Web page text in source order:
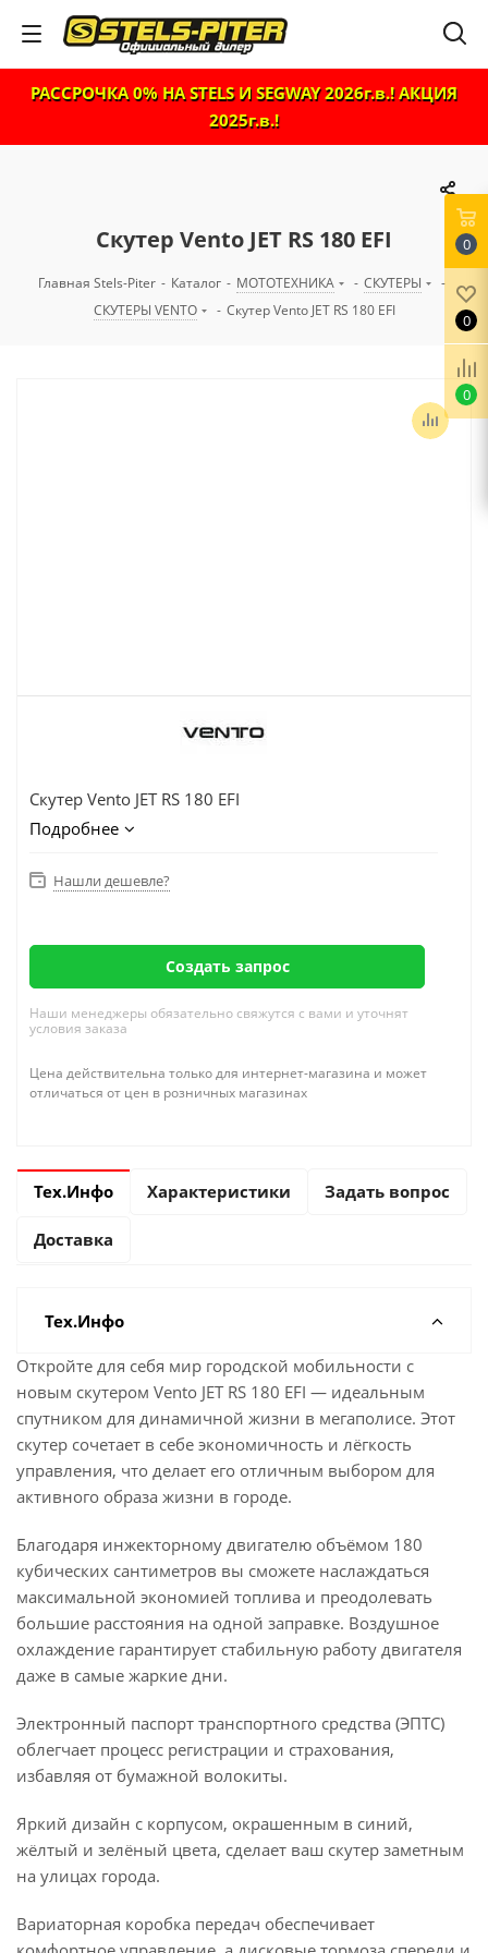
РАССРОЧКА 0% НА STELS И SEGWAY 2026г.в.! АКЦИЯ
2025г.в.!
Скутер Vento JET RS 180 EFI
Главная Stels-Piter - Каталог - МОТОТЕХНИКА - СКУТЕРЫ
-
СКУТЕРЫ VENTO
- Скутер Vento JET RS 180 EFI
Скутер Vento JET RS 180 EFI
Подробнее
Нашли дешевле?
Создать запрос
Наши менеджеры обязательно свяжутся с вами и уточнят
условия заказа
Цена действительна только для интернет-магазина и может
отличаться от цен в розничных магазинах
Тех.Инфо Характеристики Задать вопрос
Доставка
Тех.Инфо
Откройте для себя мир городской мобильности с
новым скутером Vento JET RS 180 EFI — идеальным
спутником для динамичной жизни в мегаполисе. Этот
скутер сочетает в себе экономичность и лёгкость
управления, что делает его отличным выбором для
активного образа жизни в городе.
Благодаря инжекторному двигателю объёмом 180
кубических сантиметров вы сможете наслаждаться
максимальной экономией топлива и преодолевать
большие расстояния на одной заправке. Воздушное
охлаждение гарантирует стабильную работу двигателя
даже в самые жаркие дни.
Электронный паспорт транспортного средства (ЭПТС)
облегчает процесс регистрации и страхования,
избавляя от бумажной волокиты.
Яркий дизайн с корпусом, окрашенным в синий,
жёлтый и зелёный цвета, сделает ваш скутер заметным
на улицах города.
Вариаторная коробка передач обеспечивает
0
0
0